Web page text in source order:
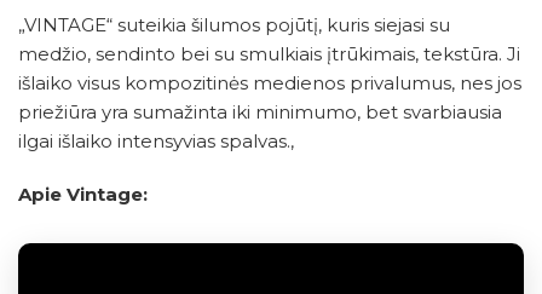
„VINTAGE“ suteikia šilumos pojūtį, kuris siejasi su
medžio, sendinto bei su smulkiais įtrūkimais, tekstūra. Ji
išlaiko visus kompozitinės medienos privalumus, nes jos
priežiūra yra sumažinta iki minimumo, bet svarbiausia
ilgai išlaiko intensyvias spalvas.,
Apie Vintage: